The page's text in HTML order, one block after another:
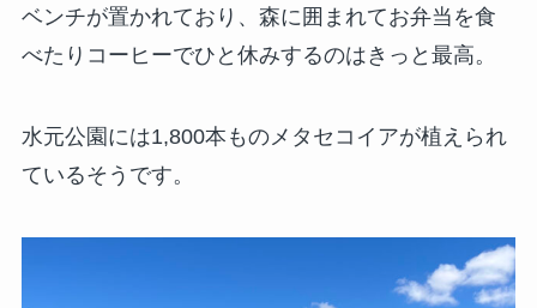
ベンチが置かれており、森に囲まれてお弁当を食
べたりコーヒーでひと休みするのはきっと最高。
水元公園には1,800本ものメタセコイアが植えられ
ているそうです。